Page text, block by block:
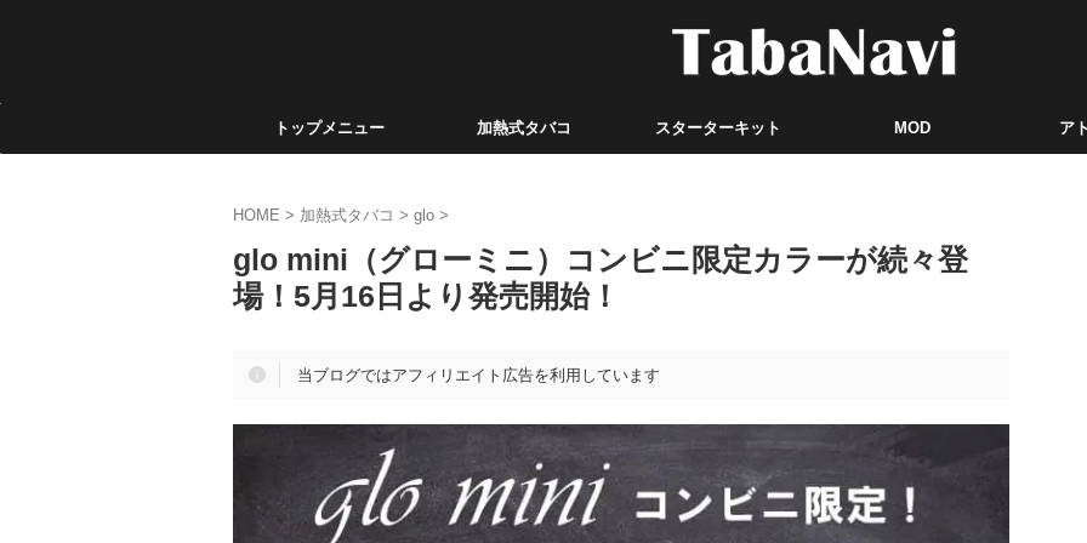
トップメニュー 加熱式タバコ スターターキット MOD ア
HOME > 加熱式タバコ > glo >
glo mini（グローミニ）コンビニ限定カラーが続々登
場！5月16日より発売開始！
当ブログではアフィリエイト広告を利用しています